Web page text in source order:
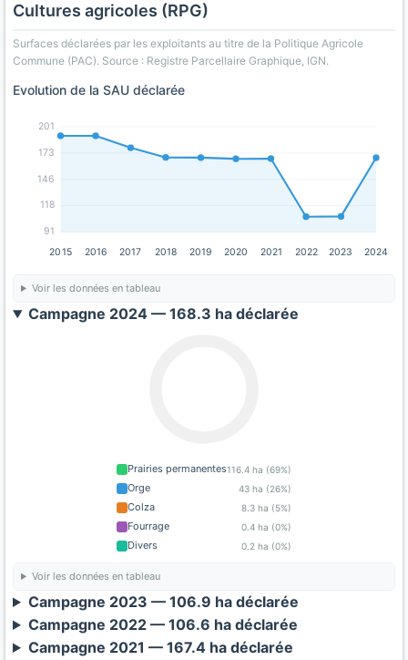
Cultures agricoles (RPG)
Surfaces déclarées par les exploitants au titre de la Politique Agricole
Commune (PAC). Source : Registre Parcellaire Graphique, IGN.
Evolution de la SAU déclarée
91
118
146
173
201
2015 2016 2017 2018 2019 2020 2021 2022 2023 2024
Voir les données en tableau
Campagne 2024 — 168.3 ha déclarée
Prairies permanentes116.4 ha (69%)
Orge 43 ha (26%)
Colza 8.3 ha (5%)
Fourrage 0.4 ha (0%)
Divers 0.2 ha (0%)
Voir les données en tableau
Campagne 2023 — 106.9 ha déclarée
Campagne 2022 — 106.6 ha déclarée
Campagne 2021 — 167.4 ha déclarée